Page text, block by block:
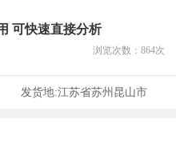
可快速直接分析
浏览次数： 864次
发货地:江苏省苏州昆山市